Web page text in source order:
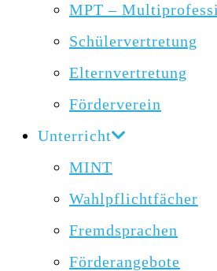
MPT –
Schülervertretung
Elternvertretung
Förderverein
Unterricht
MINT
Wahlpflichtfächer
Fremdsprachen
Förderangebote